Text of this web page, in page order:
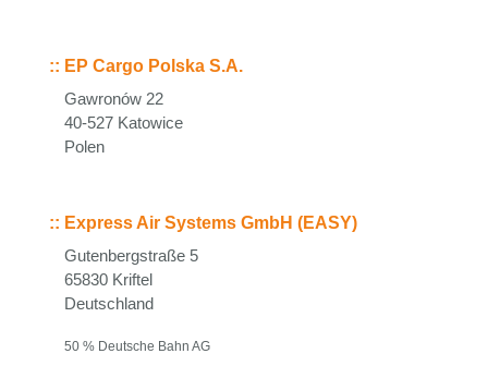
:: EP Cargo Polska S.A.
Gawronów 22
40-527 Katowice
Polen
:: Express Air Systems GmbH (EASY)
Gutenbergstraße 5
65830 Kriftel
Deutschland
50 % Deutsche Bahn AG